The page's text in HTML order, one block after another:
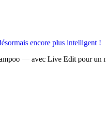
encore plus intelligent !
— avec Live Edit pour un